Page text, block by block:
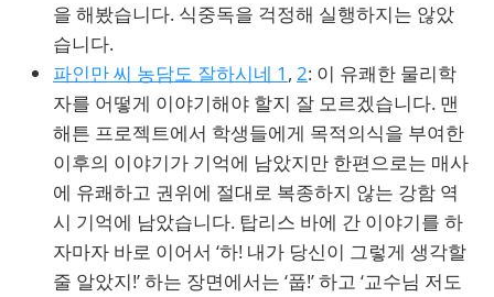
을 해봤습니다. 식중독을 걱정해 실행하지는 않았
습니다.
파인만 씨 농담도 잘하시네 1 , 2: 이 유쾌한 물리학
자를 어떻게 이야기해야 할지 잘 모르겠습니다. 맨
해튼 프로젝트에서 학생들에게 목적의식을 부여한
이후의 이야기가 기억에 남았지만 한편으로는 매사
에 유쾌하고 권위에 절대로 복종하지 않는 강함 역
시 기억에 남았습니다. 탑리스 바에 간 이야기를 하
자마자 바로 이어서 ‘하! 내가 당신이 그렇게 생각할
줄 알았지!’ 하는 장면에서는 ‘풉!’ 하고 ‘교수님 저도